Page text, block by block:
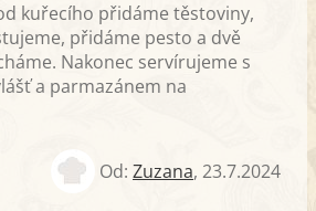
kuřecího přidáme těstoviny,
přidáme pesto a dvě
Nakonec servírujeme s
a parmazánem na
Od: Zuzana, 23.7.2024